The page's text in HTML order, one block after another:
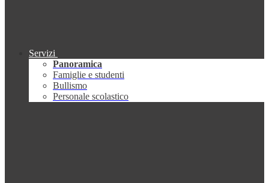
Servizi
Panoramica
Famiglie e studenti
Bullismo
Personale scolastico